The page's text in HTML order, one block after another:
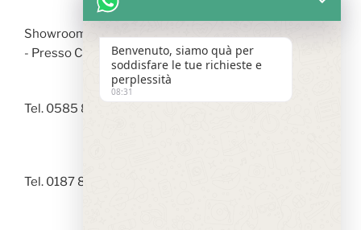
Showroom Via Arzelà - 19037 S. Stefano di Magra (SP)
- Presso Centro Commerciale LA FABBRICA
Tel. 0585 842246 |
Tel. 0187 873536 |
Benvenuto, siamo quà per
soddisfare le tue richieste e
perplessità
08:31